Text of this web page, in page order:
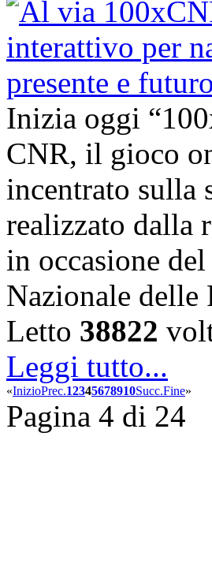
Inizia oggi
CNR, il gioco
incentrato sulla
realizzato dalla
in occasione
Nazionale
Letto 38822
Leggi tutto...
«InizioPrec.12345678910Succ.Fine»
Pagina 4 di 24